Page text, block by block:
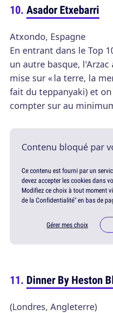
Asador Etxebarri
Atxondo, Espagne
En entrant dans le Top
un autre basque, l'Arzac
mise sur « la terre, la
fait du teppanyaki) et
compter sur au
Contenu bloqué par
Ce contenu est fourni par un
devez accepter les cookies dans
Modifiez ce choix à tout moment
de la Confidentialité" en bas de
Gérer mes choix
Dinner By Heston
(Londres, Angleterre)